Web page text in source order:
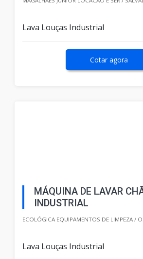
Lava Louças Industrial
Cotar agora
MÁQUINA DE LAVAR
INDUSTRIAL
ECOLÓGICA EQUIPAMENTOS DE LIMPEZA /
Lava Louças Industrial